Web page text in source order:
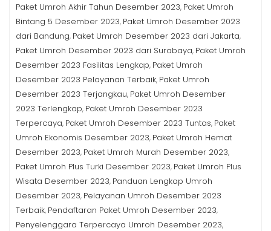
Paket Umroh Akhir Tahun Desember 2023, Paket Umroh
Bintang 5 Desember 2023, Paket Umroh Desember 2023
dari Bandung, Paket Umroh Desember 2023 dari Jakarta,
Paket Umroh Desember 2023 dari Surabaya, Paket Umroh
Desember 2023 Fasilitas Lengkap, Paket Umroh
Desember 2023 Pelayanan Terbaik, Paket Umroh
Desember 2023 Terjangkau, Paket Umroh Desember
2023 Terlengkap, Paket Umroh Desember 2023
Terpercaya, Paket Umroh Desember 2023 Tuntas, Paket
Umroh Ekonomis Desember 2023, Paket Umroh Hemat
Desember 2023, Paket Umroh Murah Desember 2023,
Paket Umroh Plus Turki Desember 2023, Paket Umroh Plus
Wisata Desember 2023, Panduan Lengkap Umroh
Desember 2023, Pelayanan Umroh Desember 2023
Terbaik, Pendaftaran Paket Umroh Desember 2023,
Penyelenggara Terpercaya Umroh Desember 2023,